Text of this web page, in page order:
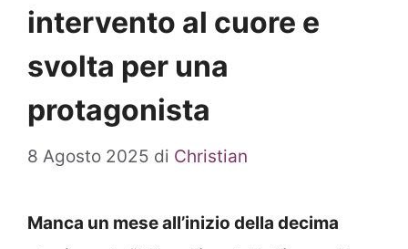
intervento al cuore e
svolta per una
protagonista
8 Agosto 2025 di Christian
Manca un mese all’inizio della decima